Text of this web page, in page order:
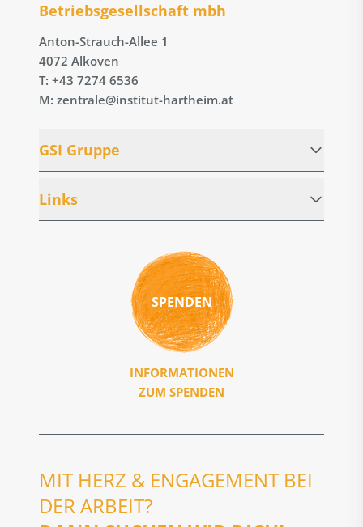
Betriebs­gesellschaft mbh
Anton-Strauch-Allee 1
4072 Alkoven
T: +43 7274 6536
M: zentrale@institut-hartheim.at
GSI Gruppe
Links
SPENDEN
INFORMATIONEN
ZUM SPENDEN
MIT HERZ & ENGAGEMENT BEI
DER ARBEIT?